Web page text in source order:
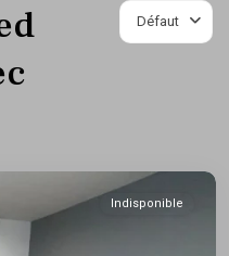
Défaut
Indisponible